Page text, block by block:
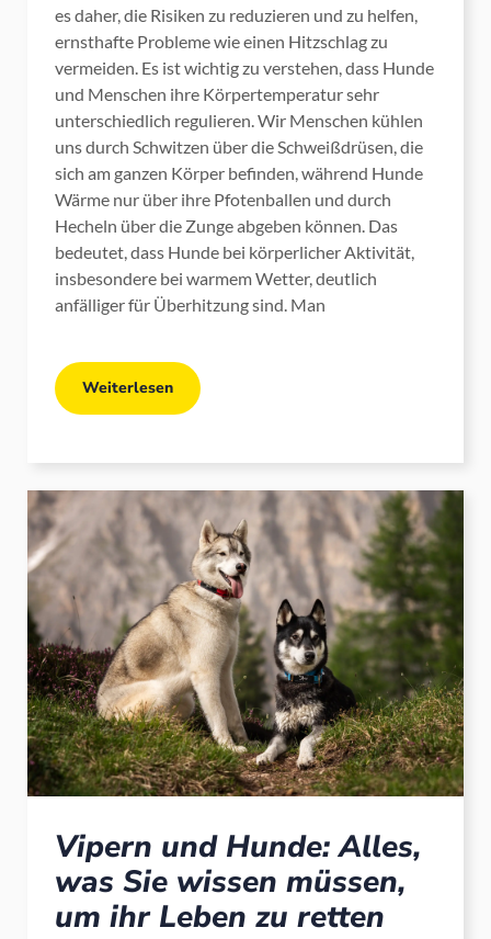
es daher, die Risiken zu reduzieren und zu helfen,
ernsthafte Probleme wie einen Hitzschlag zu
vermeiden. Es ist wichtig zu verstehen, dass Hunde
und Menschen ihre Körpertemperatur sehr
unterschiedlich regulieren. Wir Menschen kühlen
uns durch Schwitzen über die Schweißdrüsen, die
sich am ganzen Körper befinden, während Hunde
Wärme nur über ihre Pfotenballen und durch
Hecheln über die Zunge abgeben können. Das
bedeutet, dass Hunde bei körperlicher Aktivität,
insbesondere bei warmem Wetter, deutlich
anfälliger für Überhitzung sind. Man
Weiterlesen
Vipern und Hunde: Alles,
was Sie wissen müssen,
um ihr Leben zu retten